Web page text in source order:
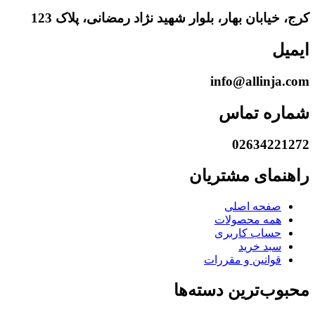
کرج، خیابان بهار، بلوار شهید نژاد رمضانی، پلاک 123
ایمیل
info@allinja.com
شماره تماس
02634221272
راهنمای مشتریان
صفحه اصلی
همه محصولات
حساب کاربری
سبد خرید
قوانین و مقررات
محبوب‌ترین دسته‌ها